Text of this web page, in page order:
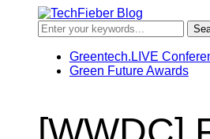
Greentech.LIVE
Green Future Awards